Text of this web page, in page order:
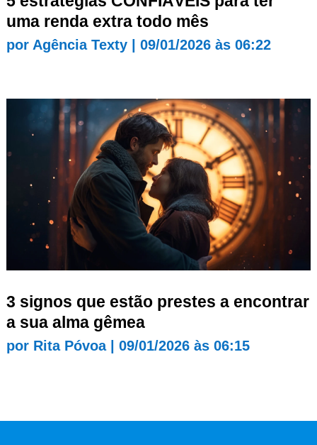
uma renda extra todo mês
por Agência Texty| 09/01/2026 às 06:22
3 signos que estão prestes a encontrar
a sua alma gêmea
por Rita Póvoa| 09/01/2026 às 06:15